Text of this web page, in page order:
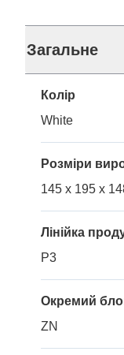
Загальне
Колір
White
Розміри
145 x 195 x
Лінійка
P3
Окремий
ZN